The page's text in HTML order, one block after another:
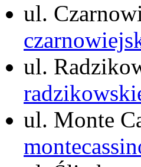
ul.
ul.
ul. Monte